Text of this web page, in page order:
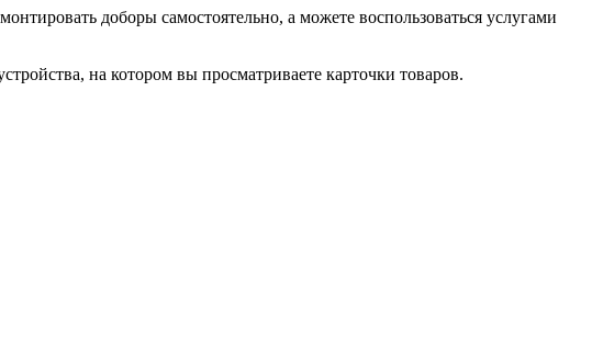
доборы самостоятельно, а можете воспользоваться услугами
на котором вы просматриваете карточки товаров.